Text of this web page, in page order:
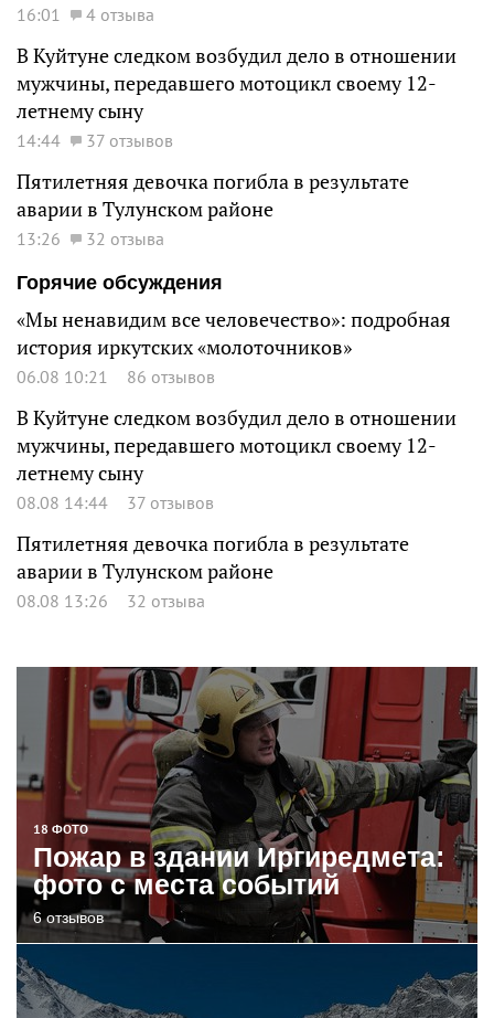
16:01 4 отзыва
В Куйтуне следком возбудил дело в отношении
мужчины, передавшего мотоцикл своему 12-
летнему сыну
14:44 37 отзывов
Пятилетняя девочка погибла в результате
аварии в Тулунском районе
13:26
32 отзыва
Горячие обсуждения
«Мы ненавидим все человечество»: подробная
история иркутских «молоточников»
06.08 10:21 86 отзывов
В Куйтуне следком возбудил дело в отношении
мужчины, передавшего мотоцикл своему 12-
летнему сыну
08.08 14:44 37 отзывов
Пятилетняя девочка погибла в результате
аварии в Тулунском районе
08.08 13:26 32 отзыва
18 ФОТО
Пожар в здании Иргиредмета:
фото с места событий
6 отзывов